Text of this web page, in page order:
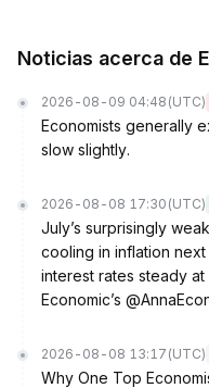
Noticias acerca de
2026-08-09 04:48 (UTC)
Economists generally
slow slightly.
2026-08-08 17:30 (UTC)
July’s surprisingly
cooling in inflation
interest rates steady
Economic’s
2026-08-08 13:17 (UTC)
Why One Top